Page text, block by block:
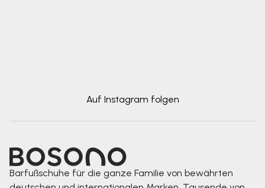
Auf Instagram folgen
Barfußschuhe für die ganze Familie von bewährten